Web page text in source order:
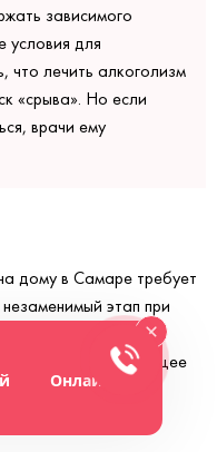
зависимого
условия для
что лечить алкоголизм
«срыва». Но если
врачи ему
дому в Самаре требует
этап при
выбирая подходящее
похмелье:
Онлайн-чат